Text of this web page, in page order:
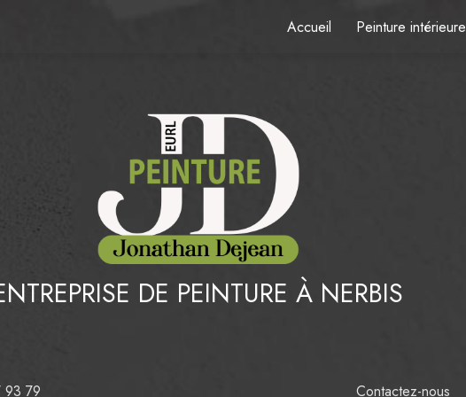
Accueil
Peinture intérieure
DE PEINTURE À NERBIS
93 79 Contactez-nous